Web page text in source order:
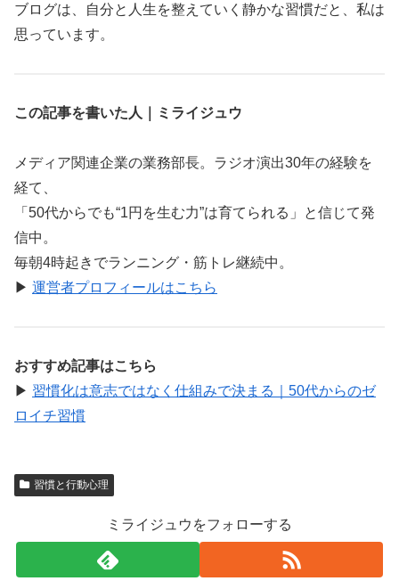
ブログは、自分と人生を整えていく静かな習慣だと、私は
思っています。
この記事を書いた人｜ミライジュウ
メディア関連企業の業務部長。ラジオ演出30年の経験を
経て、
「50代からでも“1円を生む力”は育てられる」と信じて発
信中。
毎朝4時起きでランニング・筋トレ継続中。
▶︎ 運営者プロフィールはこちら
おすすめ記事はこちら
▶︎ 習慣化は意志ではなく仕組みで決まる｜50代からのゼ
ロイチ習慣
習慣と行動心理
ミライジュウをフォローする